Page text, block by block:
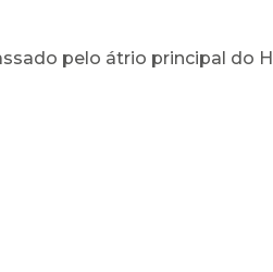
pelo átrio principal do